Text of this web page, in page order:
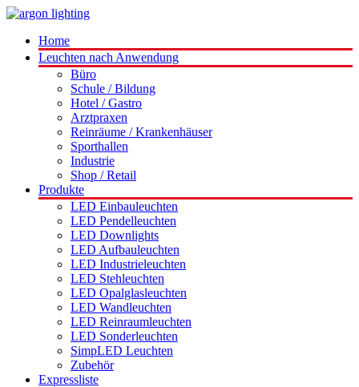
Home
Leuchten nach Anwendung
Büro
Schule / Bildung
Hotel / Gastro
Arztpraxen
Reinräume / Krankenhäuser
Sporthallen
Industrie
Shop / Retail
Produkte
LED Einbauleuchten
LED Pendelleuchten
LED Downlights
LED Aufbauleuchten
LED Industrieleuchten
LED Stehleuchten
LED Opalglasleuchten
LED Wandleuchten
LED Reinraumleuchten
LED Sonderleuchten
SimpLED Leuchten
Zubehör
Expressliste